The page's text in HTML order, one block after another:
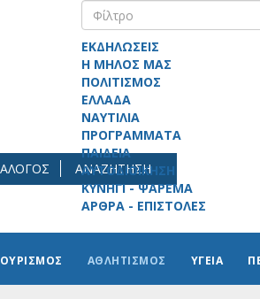
ΑΝΑΖΗΤΗΣΗ
ΕΚΔΗΛΩΣΕΙΣ
Η ΜΗΛΟΣ ΜΑΣ
ΠΟΛΙΤΙΣΜΟΣ
ΕΛΛΑΔΑ
ΝΑΥΤΙΛΙΑ
ΠΡΟΓΡΑΜΜΑΤΑ
ΠΑΙΔΕΙΑ
ΑΥΤΟΔΙΟΙΚΗΣΗ
ΚΥΝΗΓΙ - ΨΑΡΕΜΑ
ΑΡΘΡΑ - ΕΠΙΣΤΟΛΕΣ
ΑΘΛΗΤΙΣΜΟΣ ΥΓΕΙΑ